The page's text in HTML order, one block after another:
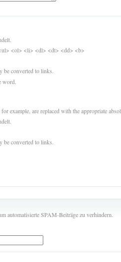
<ol> <li> <dl> <dt> <dd> <b>
be converted to links.
word.
example, are replaced with the appropriate
be converted to links.
automatisierte SPAM-Beiträge zu verhindern.